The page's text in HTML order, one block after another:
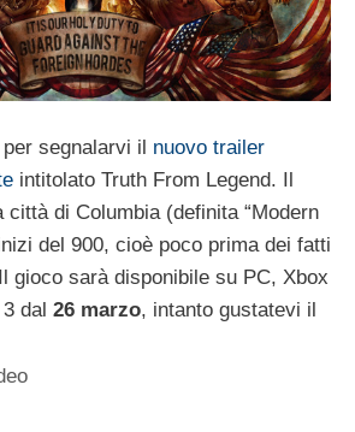
segnalarvi il nuovo trailer
intitolato Truth From Legend. Il
di Columbia (definita “Modern
del 900, cioè poco prima dei fatti
gioco sarà disponibile su PC, Xbox
dal 26 marzo, intanto gustatevi il